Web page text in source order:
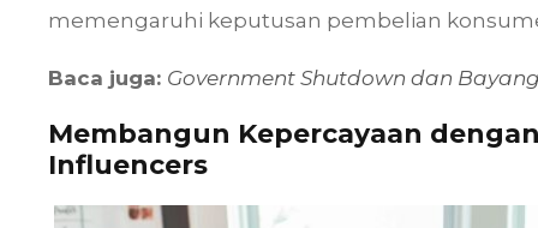
memengaruhi keputusan pembelian
Baca juga: Government Shutdown dan
Membangun Kepercayaan
Influencers